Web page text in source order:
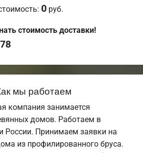
0 руб.
стоимость доставки!
мы работаем
компания занимается
домов. Работаем в
России. Принимаем заявки на
из профилированного бруса.